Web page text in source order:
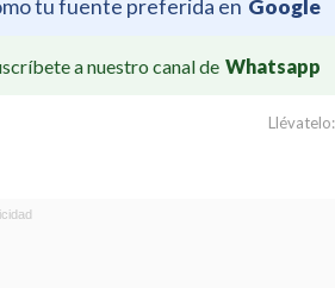
tu fuente preferida en Google
a nuestro canal de Whatsapp
Llévatelo: